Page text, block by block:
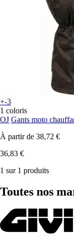
+-3
1 coloris
OJ Gants moto
À partir de 38,72 €
36,83 €
1 sur 1 produits
Toutes nos